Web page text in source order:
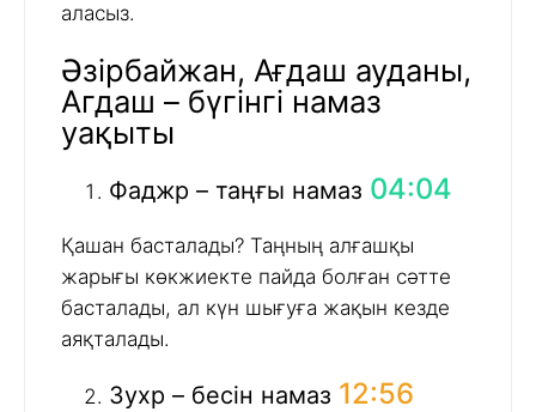
аласыз.
Әзірбайжан, Ағдаш ауданы,
Агдаш – бүгінгі намаз
уақыты
Фаджр – таңғы намаз 04:04
Қашан басталады? Таңның алғашқы
жарығы көкжиекте пайда болған сәтте
басталады, ал күн шығуға жақын кезде
аяқталады.
Зухр – бесін намаз 12:56